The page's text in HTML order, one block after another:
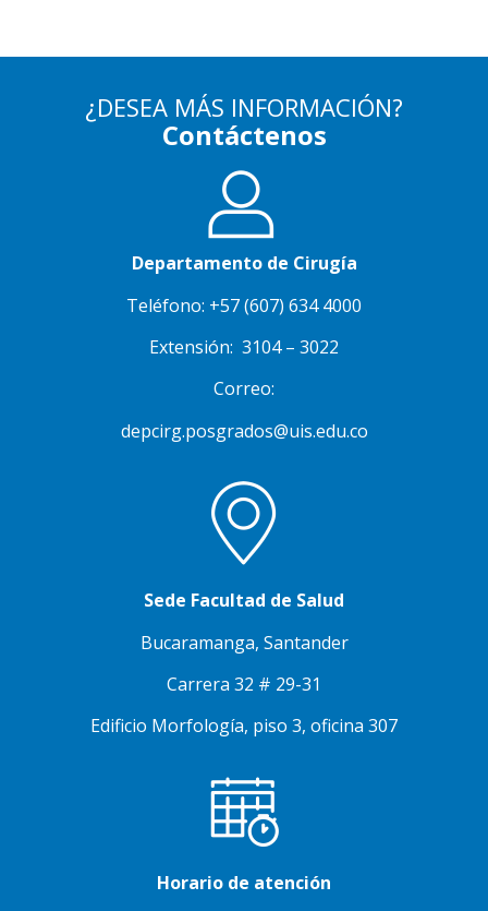
¿DESEA MÁS INFORMACIÓN?
Contáctenos
Departamento de Cirugía
Teléfono: +57 (607) 634 4000
Extensión: 3104 – 3022
Correo:
depcirg.posgrados@uis.edu.co
Sede Facultad de Salud
Bucaramanga, Santander
Carrera 32 # 29-31
Edificio Morfología, piso 3, oficina 307
Horario de atención